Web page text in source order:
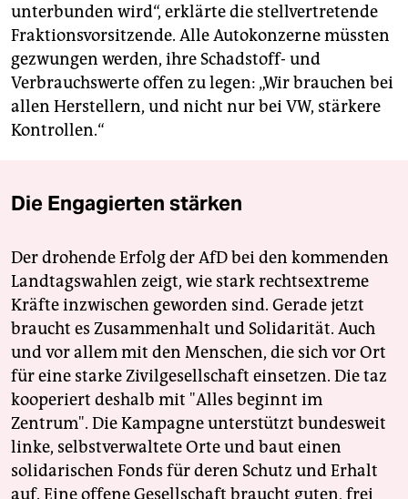
unterbunden wird“, erklärte die stellvertretende
Fraktionsvorsitzende. Alle Autokonzerne müssten
gezwungen werden, ihre Schadstoff- und
Verbrauchswerte offen zu legen: „Wir brauchen bei
allen Herstellern, und nicht nur bei VW, stärkere
Kontrollen.“
Die Engagierten stärken
Der drohende Erfolg der AfD bei den kommenden
Landtagswahlen zeigt, wie stark rechtsextreme
Kräfte inzwischen geworden sind. Gerade jetzt
braucht es Zusammenhalt und Solidarität. Auch
und vor allem mit den Menschen, die sich vor Ort
für eine starke Zivilgesellschaft einsetzen. Die taz
kooperiert deshalb mit "Alles beginnt im
Zentrum". Die Kampagne unterstützt bundesweit
linke, selbstverwaltete Orte und baut einen
solidarischen Fonds für deren Schutz und Erhalt
auf. Eine offene Gesellschaft braucht guten, frei